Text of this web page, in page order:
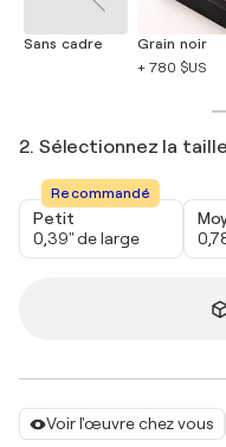
Voir l'œuvre chez vous
Sans cadre
Grain noir
+ 780 $US
2. Sélectionnez la taille
Recommandé
Petit
0,39" de large